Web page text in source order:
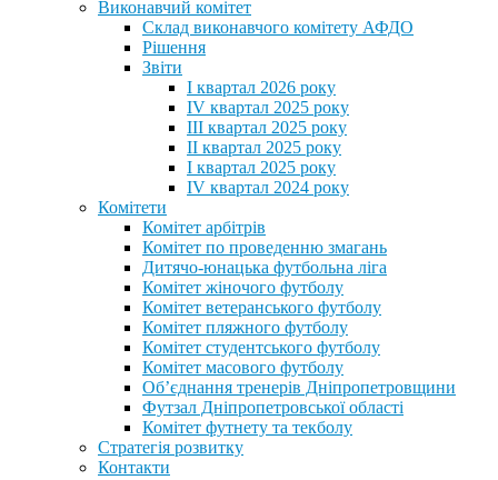
Виконавчий комітет
Склад виконавчого комітету АФДО
Рішення
Звіти
I квартал 2026 року
IV квартал 2025 року
III квартал 2025 року
II квартал 2025 року
I квартал 2025 року
IV квартал 2024 року
Комітети
Комітет арбітрів
Комітет по проведенню змагань
Дитячо-юнацька футбольна ліга
Комітет жіночого футболу
Комітет ветеранського футболу
Комітет пляжного футболу
Комітет студентського футболу
Комітет масового футболу
Обʼєднання тренерів Дніпропетровщини
Футзал Дніпропетровської області
Комітет футнету та текболу
Стратегія розвитку
Контакти